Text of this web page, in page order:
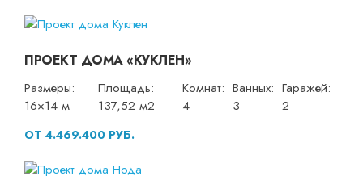
ПРОЕКТ ДОМА «КУКЛЕН»
Размеры:
16×14 м
Площадь:
137,52 м2
Комнат:
4
Ванных:
3
Гаражей:
2
ОТ 4.469.400 РУБ.